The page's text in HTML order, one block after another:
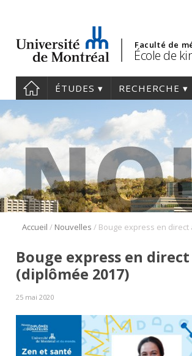
Faculté de
École de
ÉTUDES RECHERCHE
Accueil / Nouvelles /
Bouge express en
(diplômée 2017)
25 mai 2020